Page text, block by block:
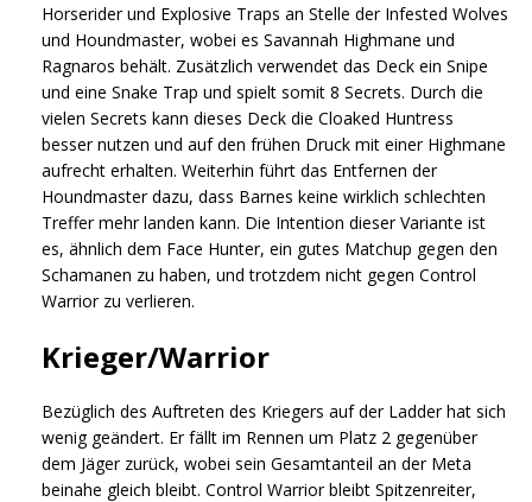
Horserider und Explosive Traps an Stelle der Infested Wolves
und Houndmaster, wobei es Savannah Highmane und
Ragnaros behält. Zusätzlich verwendet das Deck ein Snipe
und eine Snake Trap und spielt somit 8 Secrets. Durch die
vielen Secrets kann dieses Deck die Cloaked Huntress
besser nutzen und auf den frühen Druck mit einer Highmane
aufrecht erhalten. Weiterhin führt das Entfernen der
Houndmaster dazu, dass Barnes keine wirklich schlechten
Treffer mehr landen kann. Die Intention dieser Variante ist
es, ähnlich dem Face Hunter, ein gutes Matchup gegen den
Schamanen zu haben, und trotzdem nicht gegen Control
Warrior zu verlieren.
Krieger/Warrior
Bezüglich des Auftreten des Kriegers auf der Ladder hat sich
wenig geändert. Er fällt im Rennen um Platz 2 gegenüber
dem Jäger zurück, wobei sein Gesamtanteil an der Meta
beinahe gleich bleibt. Control Warrior bleibt Spitzenreiter,